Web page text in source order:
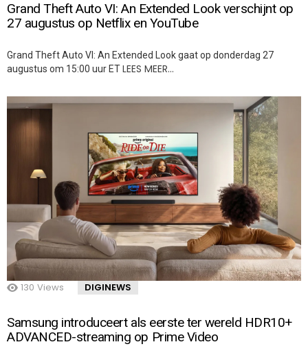
Grand Theft Auto VI: An Extended Look verschijnt op
27 augustus op Netflix en YouTube
Grand Theft Auto VI: An Extended Look gaat op donderdag 27
augustus om 15:00 uur ETLEES MEER…
130 Views DIGINEWS
Samsung introduceert als eerste ter wereld HDR10+
ADVANCED-streaming op Prime Video